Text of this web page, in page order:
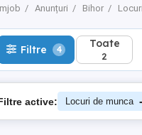
Anunțuri Bihor
Filtre 4 Toate
2
active: Locuri de munca